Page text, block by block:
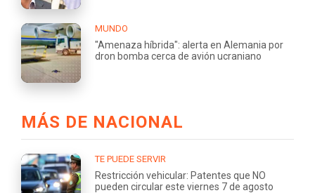
MUNDO
"Amenaza híbrida": alerta en Alemania por
dron bomba cerca de avión ucraniano
MÁS DE NACIONAL
TE PUEDE SERVIR
Restricción vehicular: Patentes que NO
pueden circular este viernes 7 de agosto